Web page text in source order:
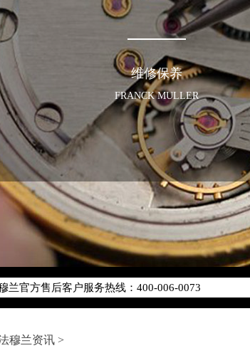
维修保养
FRANCK MULLER
市售后服务网络优化升级公告
服务中心最新网点地址：
号港汇中心写字楼2座37层3705室（需提前预约）
299号宏伊国际广场写字楼8层806室（需提前预约）
穆兰资讯 >